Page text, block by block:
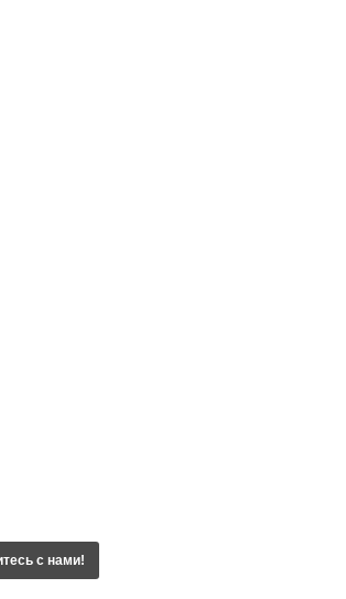
с нами!